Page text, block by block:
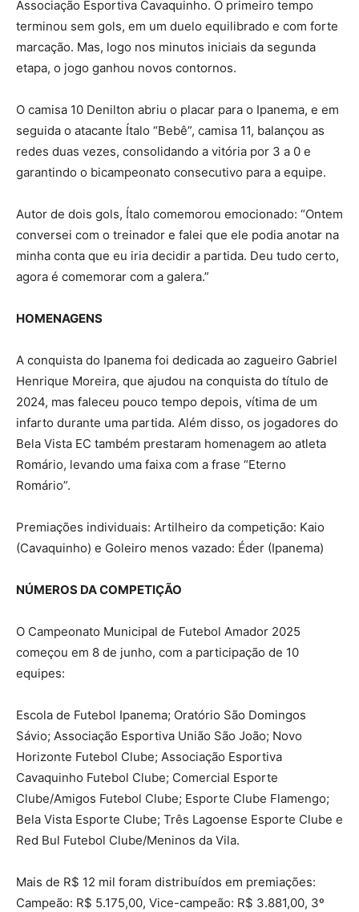
Associação Esportiva Cavaquinho. O primeiro tempo
terminou sem gols, em um duelo equilibrado e com forte
marcação. Mas, logo nos minutos iniciais da segunda
etapa, o jogo ganhou novos contornos.
O camisa 10 Denilton abriu o placar para o Ipanema, e em
seguida o atacante Ítalo “Bebê”, camisa 11, balançou as
redes duas vezes, consolidando a vitória por 3 a 0 e
garantindo o bicampeonato consecutivo para a equipe.
Autor de dois gols, Ítalo comemorou emocionado: “Ontem
conversei com o treinador e falei que ele podia anotar na
minha conta que eu iria decidir a partida. Deu tudo certo,
agora é comemorar com a galera.”
HOMENAGENS
A conquista do Ipanema foi dedicada ao zagueiro Gabriel
Henrique Moreira, que ajudou na conquista do título de
2024, mas faleceu pouco tempo depois, vítima de um
infarto durante uma partida. Além disso, os jogadores do
Bela Vista EC também prestaram homenagem ao atleta
Romário, levando uma faixa com a frase “Eterno
Romário”.
Premiações individuais: Artilheiro da competição: Kaio
(Cavaquinho) e Goleiro menos vazado: Éder (Ipanema)
NÚMEROS DA COMPETIÇÃO
O Campeonato Municipal de Futebol Amador 2025
começou em 8 de junho, com a participação de 10
equipes:
Escola de Futebol Ipanema; Oratório São Domingos
Sávio; Associação Esportiva União São João; Novo
Horizonte Futebol Clube; Associação Esportiva
Cavaquinho Futebol Clube; Comercial Esporte
Clube/Amigos Futebol Clube; Esporte Clube Flamengo;
Bela Vista Esporte Clube; Três Lagoense Esporte Clube e
Red Bul Futebol Clube/Meninos da Vila.
Mais de R$ 12 mil foram distribuídos em premiações:
Campeão: R$ 5.175,00, Vice-campeão: R$ 3.881,00, 3º